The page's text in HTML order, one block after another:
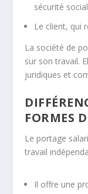
sécurité
Le client, qui
La société de
sur son travail.
juridiques et
FORMES
Le portage
travail
Il offre une